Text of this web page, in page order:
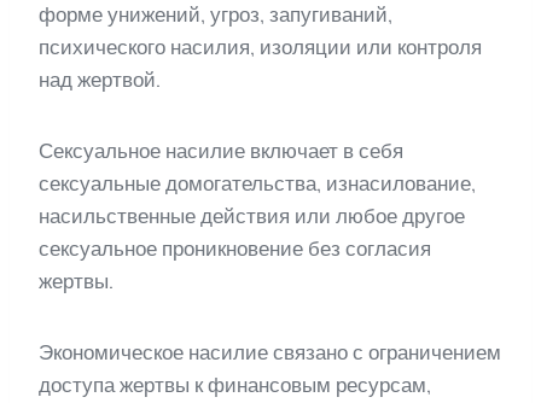
форме унижений, угроз, запугиваний,
психического насилия, изоляции или контроля
над жертвой.
Сексуальное насилие включает в себя
сексуальные домогательства, изнасилование,
насильственные действия или любое другое
сексуальное проникновение без согласия
жертвы.
Экономическое насилие связано с ограничением
доступа жертвы к финансовым ресурсам,